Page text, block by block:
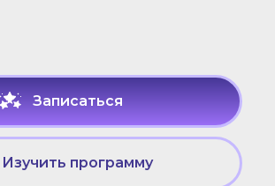
Записаться
Изучить программу